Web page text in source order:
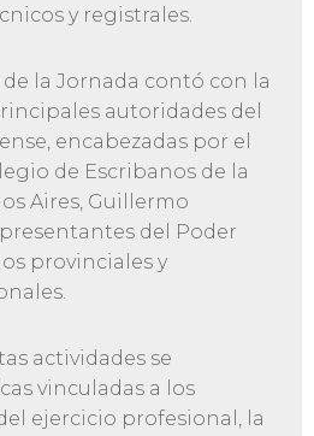
y registrales.
la Jornada contó con la
autoridades del
encabezadas por el
de Escribanos de la
Aires, Guillermo
del Poder
provinciales y
actividades se
vinculadas a los
ejercicio profesional, la